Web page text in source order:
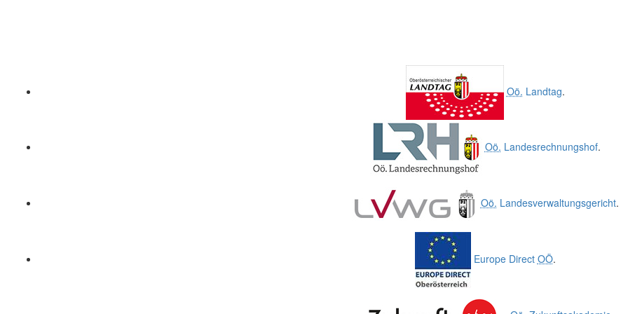
Oö. Landtag.
Oö. Landesrechnungshof.
Oö. Landesverwaltungsgericht.
Europe Direct OÖ.